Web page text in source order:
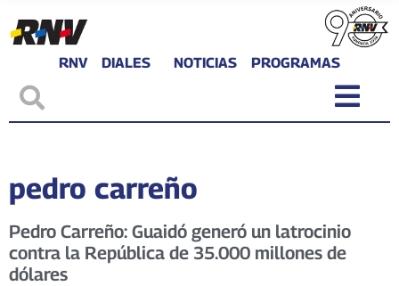
RNV DIALES NOTICIAS PROGRAMAS
pedro carreño
Pedro Carreño: Guaidó generó un latrocinio
contra la República de 35.000 millones de
dólares